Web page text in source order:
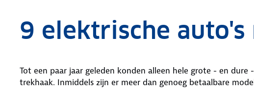
9 elektrische
Tot een paar jaar geleden konden alleen hele grote - en
trekhaak. Inmiddels zijn er meer dan genoeg betaalbare